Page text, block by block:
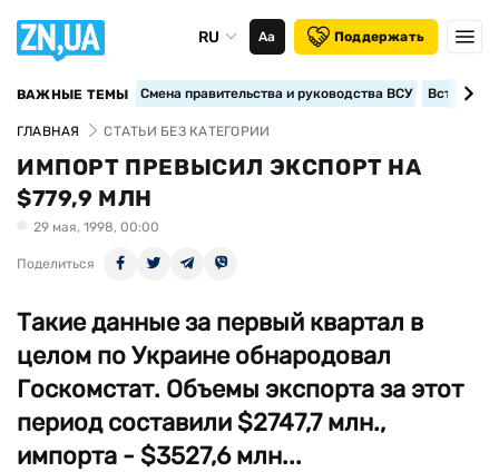
RU Аа Поддержать
ВАЖНЫЕ ТЕМЫ Смена правительства и руководства ВСУ
ГЛАВНАЯ СТАТЬИ БЕЗ КАТЕГОРИИ
ИМПОРТ ПРЕВЫСИЛ ЭКСПОРТ НА
$779,9 МЛН
29 мая, 1998, 00:00
Поделиться
Такие данные за первый квартал в
целом по Украине обнародовал
Госкомстат. Объемы экспорта за этот
период составили $2747,7 млн.,
импорта - $3527,6 млн...